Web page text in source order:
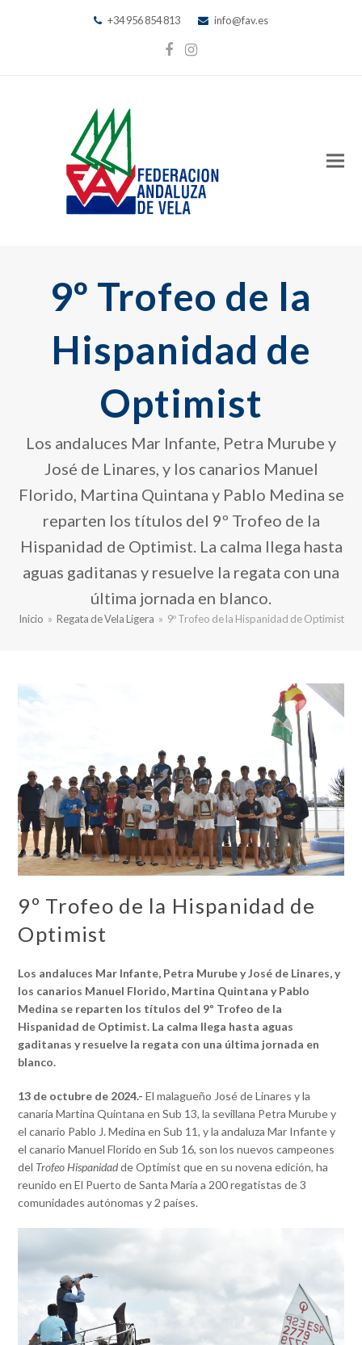
+34 956 854 813 info@fav.es
Facebook
Instagram
9º Trofeo de la
Hispanidad de
Optimist
Los andaluces Mar Infante, Petra Murube y
José de Linares, y los canarios Manuel
Florido, Martina Quintana y Pablo Medina se
reparten los títulos del 9º Trofeo de la
Hispanidad de Optimist. La calma llega hasta
aguas gaditanas y resuelve la regata con una
última jornada en blanco.
Inicio » Regata de Vela Ligera » 9º Trofeo de la Hispanidad de Optimist
9º Trofeo de la Hispanidad de
Optimist
Los andaluces Mar Infante, Petra Murube y José de Linares, y
los canarios Manuel Florido, Martina Quintana y Pablo
Medina se reparten los títulos del 9º Trofeo de la
Hispanidad de Optimist. La calma llega hasta aguas
gaditanas y resuelve la regata con una última jornada en
blanco.
13 de octubre de 2024.- El malagueño José de Linares y la
canaria Martina Quintana en Sub 13, la sevillana Petra Murube y
el canario Pablo J. Medina en Sub 11, y la andaluza Mar Infante y
el canario Manuel Florido en Sub 16, son los nuevos campeones
del Trofeo Hispanidadde Optimist que en su novena edición, ha
reunido en El Puerto de Santa María a 200 regatistas de 3
comunidades autónomas y 2 países.